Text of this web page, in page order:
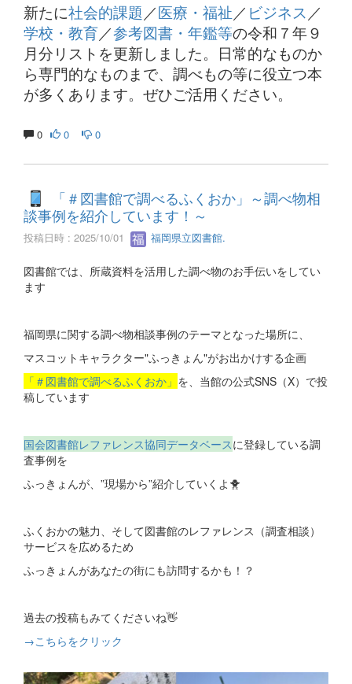
新たに社会的課題 ／医療・福祉／ ビジネス ／
学校・教育／参考図書・年鑑等の令和７年９
月分リストを更新しました。日常的なものか
ら専門的なものまで、調べもの等に役立つ本
が多くあります。ぜひご活用ください。
0 0 0
「＃図書館で調べるふくおか」～調べ物相
談事例を紹介しています！～
投稿日時 : 2025/10/01 福岡県立図書館.
図書館では、所蔵資料を活用した調べ物のお手伝いをしてい
ます
福岡県に関する調べ物相談事例のテーマとなった場所に、
マスコットキャラクター"ふっきょん"がお出かけする企画
「＃図書館で調べるふくおか」 を、当館の公式SNS（X）で投
稿しています
国会図書館レファレンス協同データベースに登録している調
査事例を
ふっきょんが、”現場から”紹介していくよ🐥
ふくおかの魅力、そして図書館のレファレンス（調査相談）
サービスを広めるため
ふっきょんがあなたの街にも訪問するかも！？
過去の投稿もみてくださいね👋
→こちらをクリック